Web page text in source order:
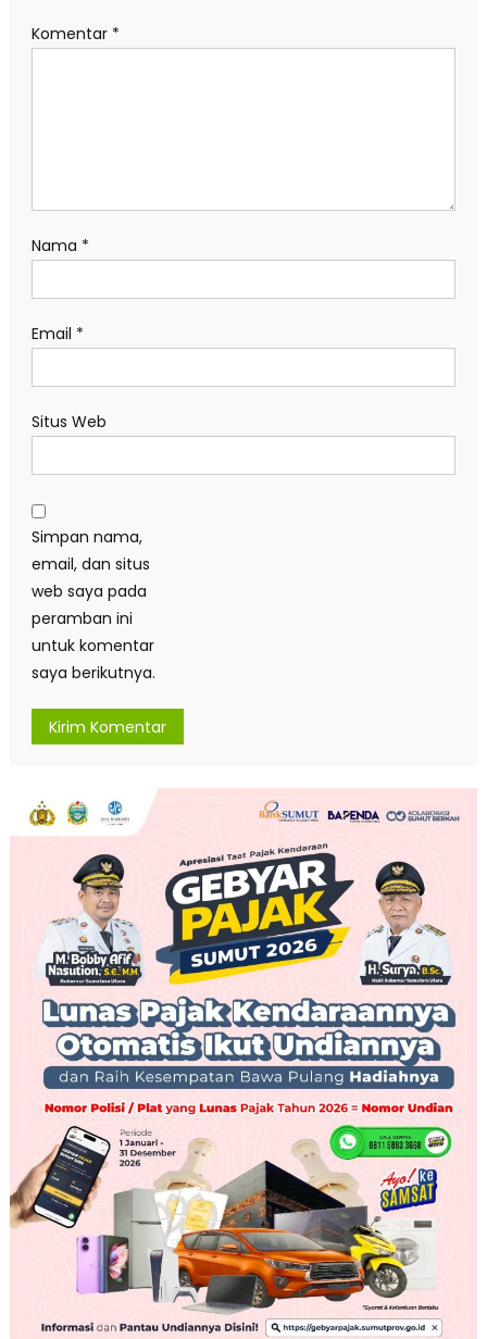
Komentar *
Nama *
Email *
Situs Web
Simpan nama,
email, dan situs
web saya pada
peramban ini
untuk komentar
saya berikutnya.